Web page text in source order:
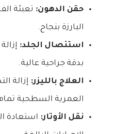
حقن الدهون: تعبئة
البارزة بنجاح.
استئصال الجلد:
بدقة جراحية عالية.
العلاج بالليزر: إزالة
العمرية السطحية
نقل الأوتار: استعادة